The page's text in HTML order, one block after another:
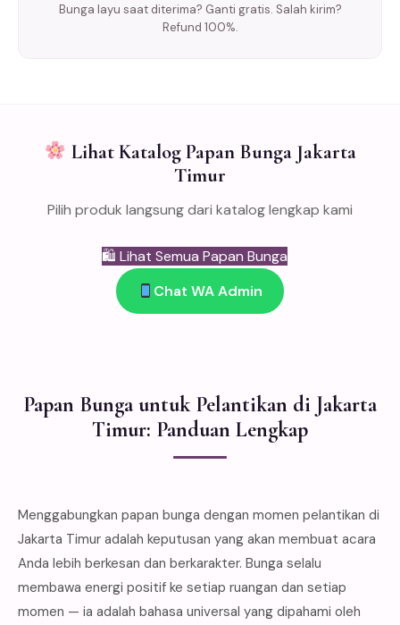
Bunga layu saat diterima? Ganti gratis. Salah kirim?
Refund 100%.
Lihat Katalog Papan Bunga Jakarta
Timur
Pilih produk langsung dari katalog lengkap kami
🛍 Lihat Semua Papan Bunga
Chat WA Admin
Papan Bunga untuk Pelantikan di Jakarta
Timur: Panduan Lengkap
Menggabungkan papan bunga dengan momen pelantikan di
Jakarta Timur adalah keputusan yang akan membuat acara
Anda lebih berkesan dan berkarakter. Bunga selalu
membawa energi positif ke setiap ruangan dan setiap
momen — ia adalah bahasa universal yang dipahami oleh